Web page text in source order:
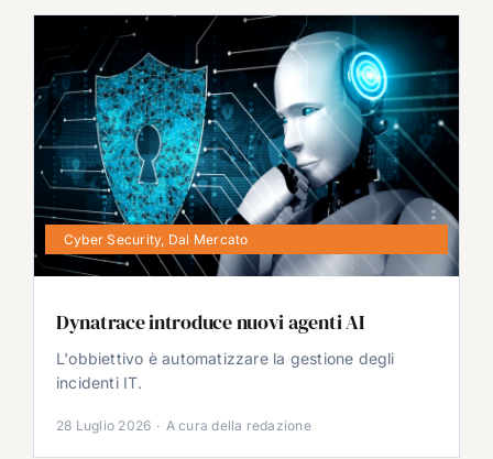
Cyber Security, Dal Mercato
Dynatrace introduce nuovi agenti AI
L'obbiettivo è automatizzare la gestione degli
incidenti IT.
28 Luglio 2026 · A cura della redazione